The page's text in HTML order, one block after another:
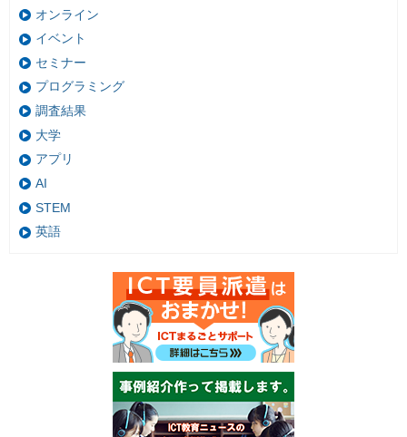
オンライン
イベント
セミナー
プログラミング
調査結果
大学
アプリ
AI
STEM
英語